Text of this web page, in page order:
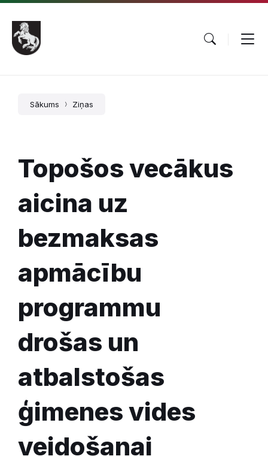
Pāriet
saturu
Skip
main
navigation
Skip
footer
Sākums Ziņas
Topošos vecākus
aicina uz
bezmaksas
apmācību
programmu
drošas un
atbalstošas
ģimenes vides
veidošanai